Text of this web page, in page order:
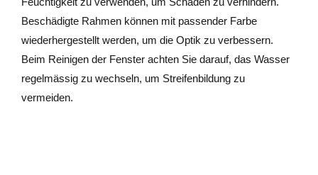
Beschädigte Rahmen können mit passender Farbe
wiederhergestellt werden, um die Optik zu verbessern.
Beim Reinigen der Fenster achten Sie darauf, das Wasser
regelmässig zu wechseln, um Streifenbildung zu
vermeiden.